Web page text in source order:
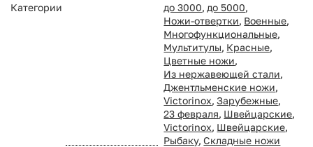
Категории
до 3000, до 5000,
Ножи-отвертки, Военные,
Многофункциональные,
Мультитулы, Красные,
Цветные ножи,
Из нержавеющей стали,
Джентльменские ножи,
Victorinox, Зарубежные,
23 февраля, Швейцарские,
Victorinox, Швейцарские,
Рыбаку, Складные ножи